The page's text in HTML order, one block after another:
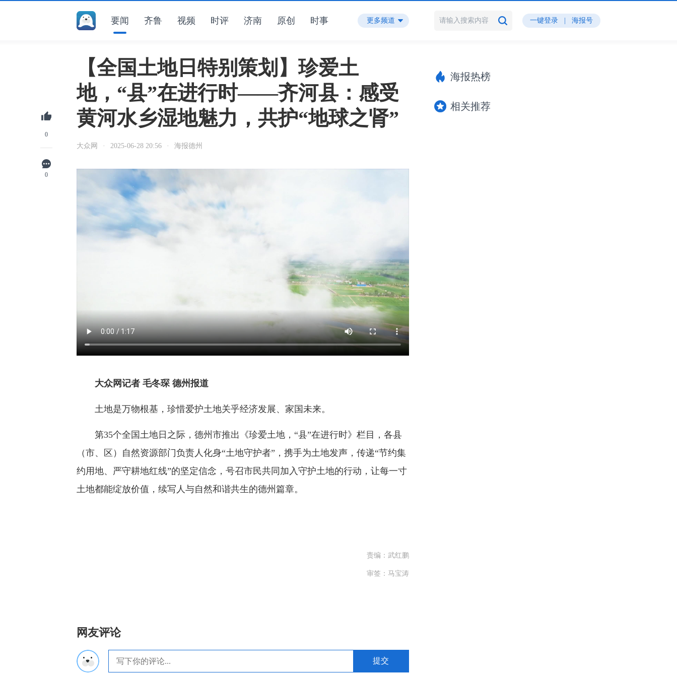
要闻 齐鲁 视频 时评 济南 原创 时事 更多频道 一键登录 海报号
0
0
【全国土地日特别策划】珍爱土
地，“县”在进行时——齐河县：感受
黄河水乡湿地魅力，共护“地球之肾”
大众网 · 2025-06-28 20:56 · 海报德州
大众网记者 毛冬琛 德州报道
土地是万物根基，珍惜爱护土地关乎经济发展、家国未来。
第35个全国土地日之际，德州市推出《珍爱土地，“县”在进行时》栏目，各县
（市、区）自然资源部门负责人化身“土地守护者”，携手为土地发声，传递“节约集
约用地、严守耕地红线”的坚定信念，号召市民共同加入守护土地的行动，让每一寸
土地都能绽放价值，续写人与自然和谐共生的德州篇章。
责编：武红鹏
审签：马宝涛
网友评论
海报热榜
相关推荐